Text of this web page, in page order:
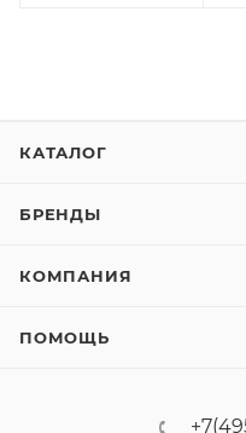
КАТАЛОГ
БРЕНДЫ
КОМПАНИЯ
ПОМОЩЬ